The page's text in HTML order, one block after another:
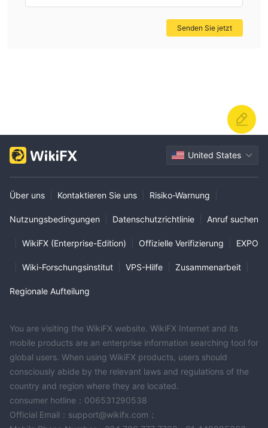
Senden Sie jetzt
United States
Über uns Kontaktieren Sie uns Risiko-Warnung
Nutzungsbedingungen Datenschutzrichtlinie Anruf suchen
WikiFX (Enterprise-Edition) Offizielle Verifizierung EXPO
Wiki-Forschungsinstitut VPS-Hilfe Zusammenarbeit
Regionale Aufteilung
You are visiting the WikiFX website. WikiFX Internet and its
mobile products are an enterprise information searching tool for
global users. When using WikiFX products, users should
consciously abide by the relevant laws and regulations of the
country and region where they are located.
consumer hotline：006531290538
Official Email：support@wikifx.com；